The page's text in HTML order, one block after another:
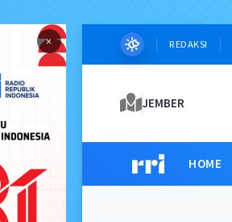
× REDAKSI
JEMBER
HOME